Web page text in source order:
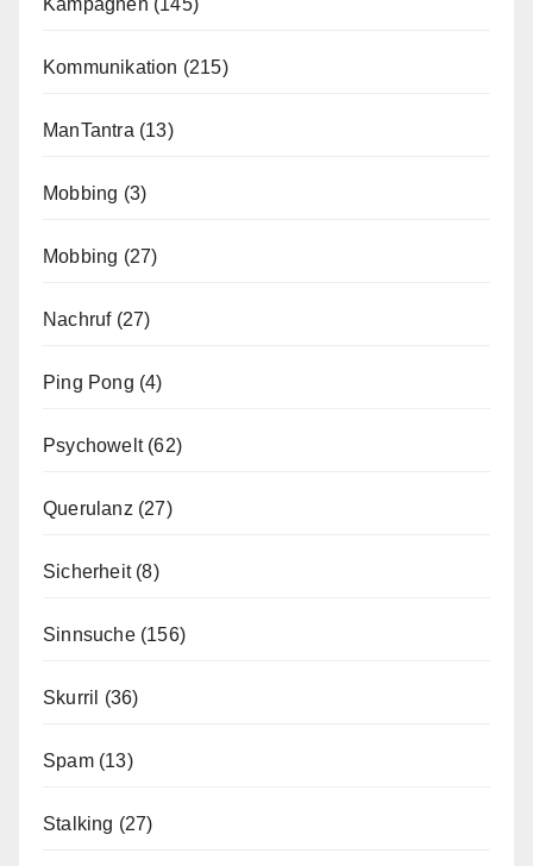
Kommunikation (215)
ManTantra (13)
Mobbing (3)
Mobbing (27)
Nachruf(27)
Ping Pong (4)
Psychowelt(62)
Querulanz (27)
Sicherheit(8)
Sinnsuche(156)
Skurril (36)
Spam(13)
Stalking (27)